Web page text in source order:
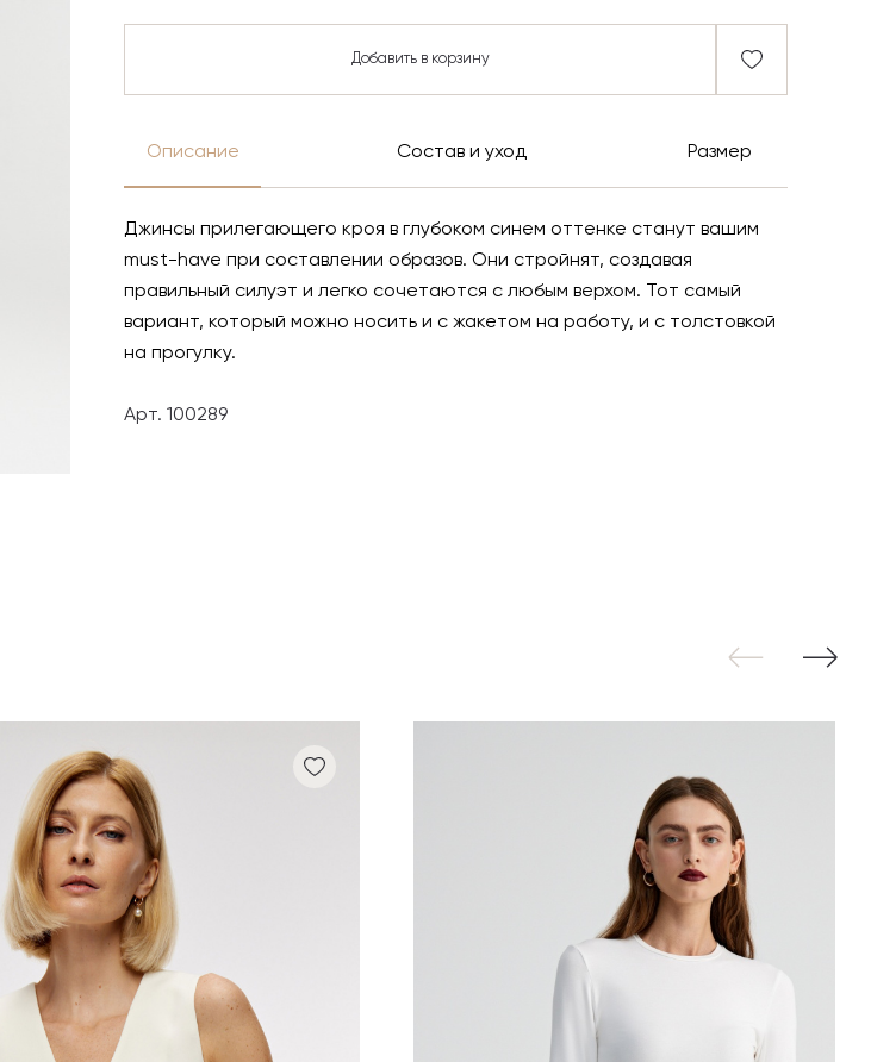
Добавить в корзину
Описание Состав и уход Размер
Джинсы прилегающего кроя в глубоком синем оттенке станут вашим
must-have при составлении образов. Они стройнят, создавая
правильный силуэт и легко сочетаются с любым верхом. Тот самый
вариант, который можно носить и с жакетом на работу, и с толстовкой
на прогулку.
Арт. 100289